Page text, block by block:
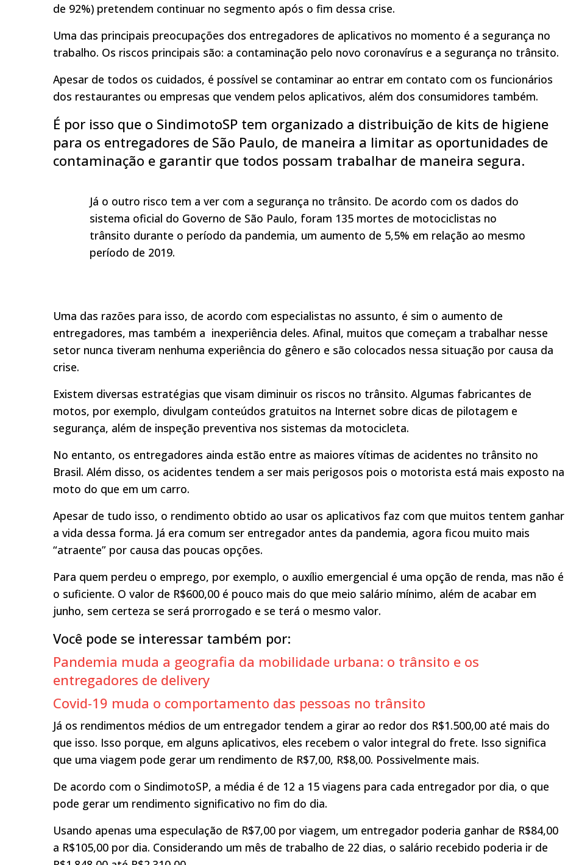
de 92%) pretendem continuar no segmento após o fim dessa crise.
Uma das principais preocupações dos entregadores de aplicativos no momento é a segurança no
trabalho. Os riscos principais são: a contaminação pelo novo coronavírus e a segurança no trânsito.
Apesar de todos os cuidados, é possível se contaminar ao entrar em contato com os funcionários
dos restaurantes ou empresas que vendem pelos aplicativos, além dos consumidores também.
É por isso que o SindimotoSP tem organizado a distribuição de kits de higiene
para os entregadores de São Paulo, de maneira a limitar as oportunidades de
contaminação e garantir que todos possam trabalhar de maneira segura.
Já o outro risco tem a ver com a segurança no trânsito. De acordo com os dados do
sistema oficial do Governo de São Paulo, foram 135 mortes de motociclistas no
trânsito durante o período da pandemia, um aumento de 5,5% em relação ao mesmo
período de 2019.
Uma das razões para isso, de acordo com especialistas no assunto, é sim o aumento de
entregadores, mas também a inexperiência deles. Afinal, muitos que começam a trabalhar nesse
setor nunca tiveram nenhuma experiência do gênero e são colocados nessa situação por causa da
crise.
Existem diversas estratégias que visam diminuir os riscos no trânsito. Algumas fabricantes de
motos, por exemplo, divulgam conteúdos gratuitos na Internet sobre dicas de pilotagem e
segurança, além de inspeção preventiva nos sistemas da motocicleta.
No entanto, os entregadores ainda estão entre as maiores vítimas de acidentes no trânsito no
Brasil. Além disso, os acidentes tendem a ser mais perigosos pois o motorista está mais exposto na
moto do que em um carro.
Apesar de tudo isso, o rendimento obtido ao usar os aplicativos faz com que muitos tentem ganhar
a vida dessa forma. Já era comum ser entregador antes da pandemia, agora ficou muito mais
“atraente” por causa das poucas opções.
Para quem perdeu o emprego, por exemplo, o auxílio emergencial é uma opção de renda, mas não é
o suficiente. O valor de R$600,00 é pouco mais do que meio salário mínimo, além de acabar em
junho, sem certeza se será prorrogado e se terá o mesmo valor.
Você pode se interessar também por:
Pandemia muda a geografia da mobilidade urbana: o trânsito e os
entregadores de delivery
Covid-19 muda o comportamento das pessoas no trânsito
Já os rendimentos médios de um entregador tendem a girar ao redor dos R$1.500,00 até mais do
que isso. Isso porque, em alguns aplicativos, eles recebem o valor integral do frete. Isso significa
que uma viagem pode gerar um rendimento de R$7,00, R$8,00. Possivelmente mais.
De acordo com o SindimotoSP, a média é de 12 a 15 viagens para cada entregador por dia, o que
pode gerar um rendimento significativo no fim do dia.
Usando apenas uma especulação de R$7,00 por viagem, um entregador poderia ganhar de R$84,00
a R$105,00 por dia. Considerando um mês de trabalho de 22 dias, o salário recebido poderia ir de